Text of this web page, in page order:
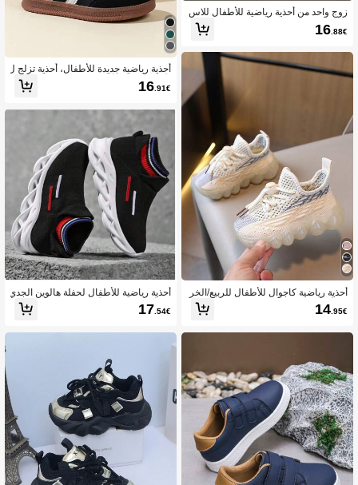
زوج واحد من أحذية رياضية للأطفال للاس
تخدام الخارجي في جميع الفصول، مريحة
وخفيفة الوزن، مناسبة لمناسبات متعددة
16.88€
أحذية رياضية كاجوال للأطفال للربيع/الخر
يف أحذية جري رياضية للجنسين متعددة ا
لاستخدامات موضة سهلة الارتداء
14.95€
أحذية رياضية جديدة للأطفال، أحذية تزلج ل
لأولاد والبنات، أحذية كاجوال عصرية
16.91€
أحذية رياضية للأطفال لحفلة هالوين الجدي
دة، أحذية سوداء للأولاد والبنات والمراهقي
ن و جوارب للأسرة
17 .54€